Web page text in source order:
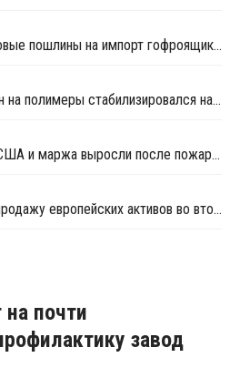
США ввели антидемпинговые пошлины на импорт гофроящиков из полипропилена
Резкий рост мировых цен на полимеры стабилизировался на уровнях 2022 года
Спотовые цены МТБЭ в США и маржа выросли после пожара на заводе LyondellBasell
LyondellBasell завершит продажу европейских активов во втором квартале 2026 года
на почти
завод